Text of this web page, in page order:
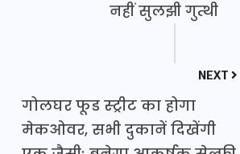
नहीं सुलझी गुत्थी
NEXT
गोलघर फूड स्ट्रीट का होगा
मेकओवर, सभी दुकानें दिखेंगी